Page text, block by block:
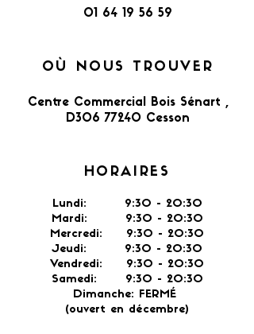
01 64 19 56 59
OÙ NOUS TROUVER
Centre Commercial Bois Sénart ,
D306 77240 Cesson​
HORAIRES
Lundi: 9:30 - 20:30
Mardi: 9:30 - 20:30
Mercredi: 9:30 - 20:30
Jeudi: 9:30 - 20:30
Vendredi: 9:30 - 20:30
Samedi: 9:30 - 20:30
Dimanche: FERMÉ
(ouvert en décembre)